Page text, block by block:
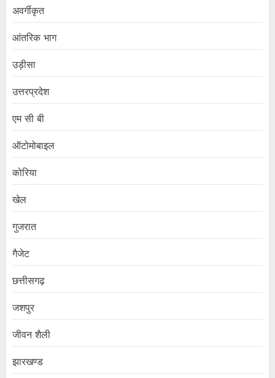
अवर्गीकृत
आंतरिक भाग
उड़ीसा
उत्तरप्रदेश
एम सी बी
ऑटोमोबाइल
कोरिया
खेल
गुजरात
गैजेट
छत्तीसगढ़
जशपुर
जीवन शैली
झारखण्ड